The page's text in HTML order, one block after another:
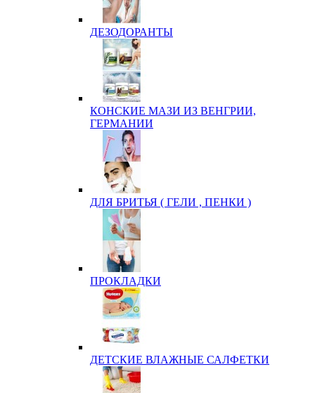
ДЕЗОДОРАНТЫ
КОНСКИЕ МАЗИ ИЗ ВЕНГРИИ,
ГЕРМАНИИ
ДЛЯ БРИТЬЯ ( ГЕЛИ , ПЕНКИ )
ПРОКЛАДКИ
ДЕТСКИЕ ВЛАЖНЫЕ САЛФЕТКИ